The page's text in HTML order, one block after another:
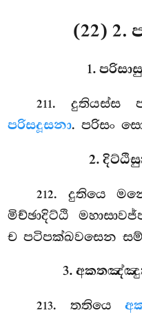
(22) 2.
1.
211. දුතියස්ස
පරිසදූසනා. පරිසං
2.
212. දුතියෙ
මිච්ඡාදිට්ඨි
ච පටිපක්ඛවසෙන
3.
213. තතියෙ